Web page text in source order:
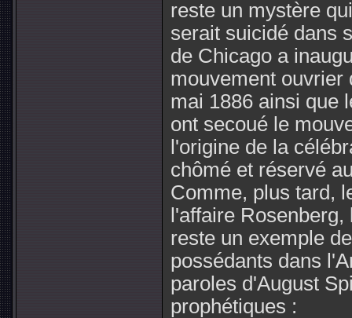
reste un mystère
serait suicidé dans
de Chicago a
mouvement ouvrier
mai 1886 ainsi que
ont secoué le
l'origine de la
chômé et réservé
Comme, plus tard,
l'affaire
reste un exemple
possédants dans
paroles d'August
prophétiques :